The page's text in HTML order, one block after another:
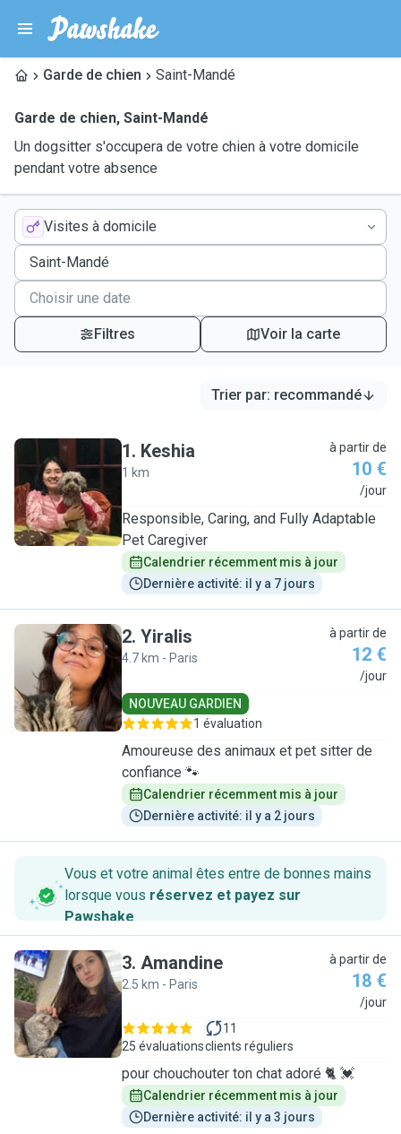
Garde de chien Saint-Mandé
Garde de chien, Saint-Mandé
Un dogsitter s'occupera de votre chien à votre domicile
pendant votre absence
Visites à domicile
Filtres Voir la carte
Trier par: recommandé
K
1. Keshia
1 km
à partir de
10 €
/jour
Responsible, Caring, and Fully Adaptable
Pet Caregiver
Calendrier récemment mis à jour
Dernière activité: il y a 7 jours
Y
2. Yiralis
4.7 km - Paris
à partir de
12 €
/jour
NOUVEAU GARDIEN
1 évaluation
Amoureuse des animaux et pet sitter de
confiance 🐾
Calendrier récemment mis à jour
Dernière activité: il y a 2 jours
Vous et votre animal êtes entre de bonnes mains
lorsque vous réservez et payez sur
Pawshake.
A
3. Amandine
2.5 km - Paris
à partir de
18 €
/jour
25 évaluations
11
clients réguliers
pour chouchouter ton chat adoré 🐈 💓
Calendrier récemment mis à jour
Dernière activité: il y a 3 jours